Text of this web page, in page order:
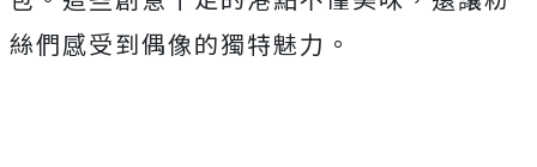
絲們感受到偶像的獨特魅力。